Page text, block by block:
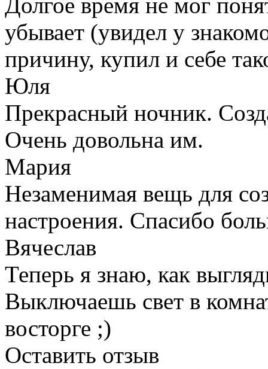
Долгое время не мог
убывает (увидел у
причину, купил и себе
Юля
Прекрасный ночник.
Очень довольна им.
Мария
Незаменимая вещь для
настроения. Спасибо
Вячеслав
Теперь я знаю, как
Выключаешь свет в
восторге ;)
Оставить отзыв